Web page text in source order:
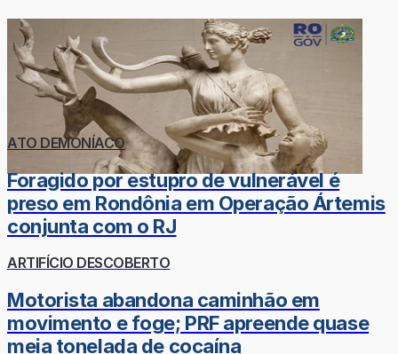
ATO DEMONÍACO
Foragido por estupro de vulnerável é
preso em Rondônia em Operação Ártemis
conjunta com o RJ
ARTIFÍCIO DESCOBERTO
Motorista abandona caminhão em
movimento e foge; PRF apreende quase
meia tonelada de cocaína